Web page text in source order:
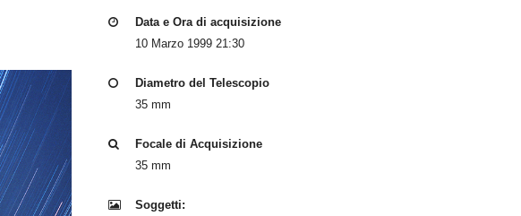
Data e Ora di acquisizione
10 Marzo 1999 21:30
Diametro del Telescopio
35 mm
Focale di Acquisizione
35 mm
Soggetti: